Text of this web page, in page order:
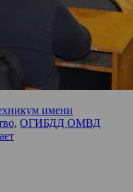
имени
, ОГИБДД ОМВД